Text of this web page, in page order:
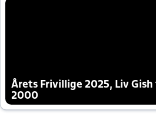
Årets Frivillige 2025, Liv Gish
2000